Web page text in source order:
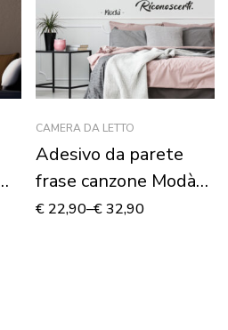
CAMERA DA LETTO
Adesivo da parete
frase canzone Modà
“STELLA CADENTE”
€ 22,90–€32,90